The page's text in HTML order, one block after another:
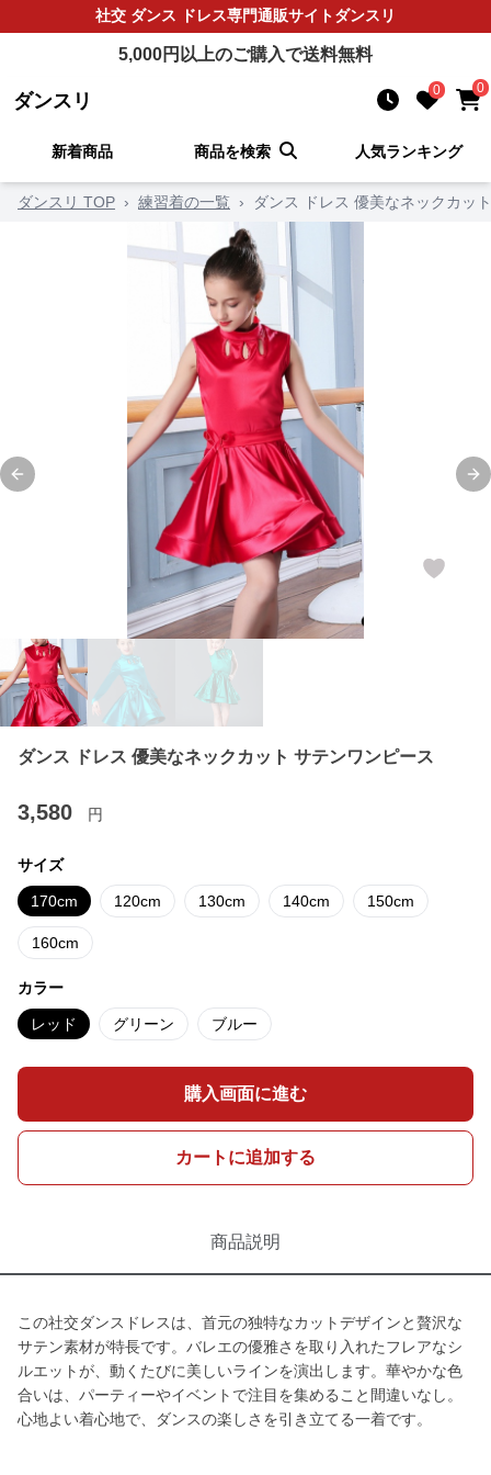
社交 ダンス ドレス専門通販サイトダンスリ
5,000円以上のご購入で送料無料
ダンスリ 0 0
新着商品 商品を検索 人気ランキング
ダンスリ TOP › 練習着の一覧 › ダンス ドレス 優美なネックカッ
Previous slide
ダンス ドレス 優美なネックカット サテンワンピース
3,580 円
サイズ
170cm 120cm 130cm 140cm 150cm
160cm
カラー
レッド グリーン ブルー
購入画面に進む
カートに追加する
商品説明
この社交ダンスドレスは、首元の独特なカットデザインと贅沢な
サテン素材が特長です。バレエの優雅さを取り入れたフレアなシ
ルエットが、動くたびに美しいラインを演出します。華やかな色
合いは、パーティーやイベントで注目を集めること間違いなし。
心地よい着心地で、ダンスの楽しさを引き立てる一着です。